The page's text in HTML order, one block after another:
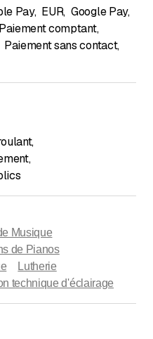
Pay, EUR, Google Pay,
Paiement comptant,
Paiement sans contact,
,
,
Musique
de Pianos
Lutherie
technique d'éclairage